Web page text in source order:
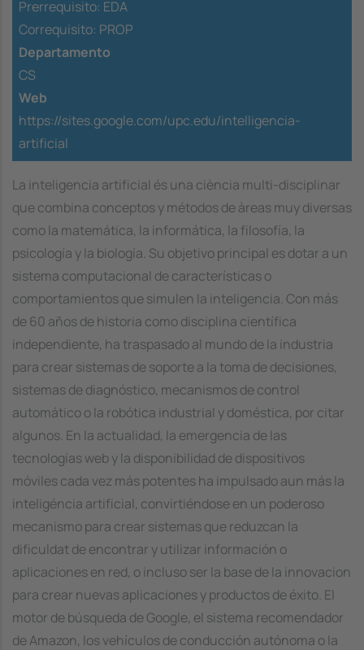
Prerrequisito: EDA
Correquisito: PROP
Departamento
CS
Web
https://sites.google.com/upc.edu/intelligencia-
artificial
La inteligencia artificial és una ciència multi-disciplinar
que combina conceptos y métodos de àreas muy diversas
como la matemática, la informática, la filosofía, la
psicología y la biología. Su objetivo principal es dotar a un
sistema computacional de características o
comportamientos que simulen la inteligencia. Con más
de 60 años de historia como disciplina científica
independiente, ha traspasado al mundo de la industria
para crear sistemas de soporte a la toma de decisiones,
sistemas de diagnóstico, mecanismos de control
automático o la robótica industrial y doméstica, por citar
algunos. En la actualidad, la emergencia de las
tecnologías web y la disponibilidad de dispositivos
móviles cada vez más potentes ha impulsado aun más la
inteligéncia artificial, convirtiéndose en un poderoso
mecanismo para crear sistemas que reduzcan la
dificuldat de encontrar y utilizar información o
aplicaciones en red, o incluso ser la base de la innovacion
para crear nuevas aplicaciones y productos de éxito. El
motor de búsqueda de Google, el sistema recomendador
de Amazon, los vehículos de conducción autónoma o la